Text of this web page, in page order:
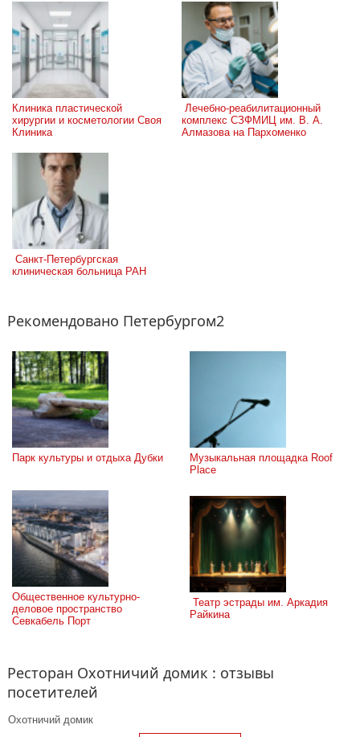
Клиника пластической
хирургии и косметологии Своя
Клиника
комплекс СЗФМИЦ им. В. А.
Алмазова на Пархоменко
клиническая больница РАН
Рекомендовано Петербургом2
Парк культуры и отдыха Дубки
Музыкальная площадка Roof
Place
Общественное культурно-
деловое пространство
Севкабель Порт
Райкина
Ресторан Охотничий домик : отзывы
посетителей
Охотничий домик